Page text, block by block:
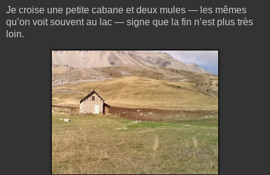
Je croise une petite cabane et deux mules — les mêmes
qu’on voit souvent au lac — signe que la fin n’est plus très
loin.